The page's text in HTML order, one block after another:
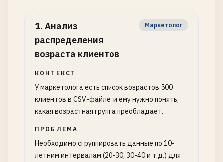
1. Анализ
распределения
возраста клиентов
Маркетолог
КОНТЕКСТ
У маркетолога есть список возрастов 500
клиентов в CSV-файле, и ему нужно понять,
какая возрастная группа преобладает.
ПРОБЛЕМА
Необходимо сгруппировать данные по 10-
летним интервалам (20-30, 30-40 и т.д.) для